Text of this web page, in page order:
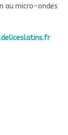
au micro-ondes